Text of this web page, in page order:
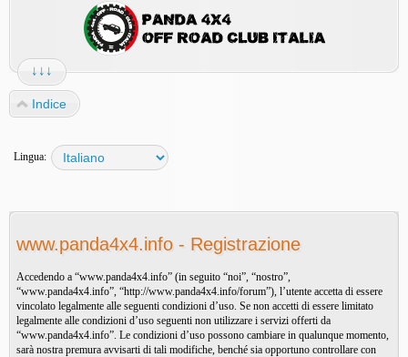
↓↓↓
Indice
Lingua:
www.panda4x4.info - Registrazione
Accedendo a “www.panda4x4.info” (in seguito “noi”, “nostro”,
“www.panda4x4.info”, “http://www.panda4x4.info/forum”), l’utente accetta di essere
vincolato legalmente alle seguenti condizioni d’uso. Se non accetti di essere limitato
legalmente alle condizioni d’uso seguenti non utilizzare i servizi offerti da
“www.panda4x4.info”. Le condizioni d’uso possono cambiare in qualunque momento,
sarà nostra premura avvisarti di tali modifiche, benché sia opportuno controllare con